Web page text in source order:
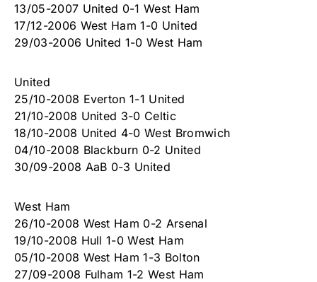
13/05-2007 United 0-1 West Ham
17/12-2006 West Ham 1-0 United
29/03-2006 United 1-0 West Ham
United
25/10-2008 Everton 1-1 United
21/10-2008 United 3-0 Celtic
18/10-2008 United 4-0 West Bromwich
04/10-2008 Blackburn 0-2 United
30/09-2008 AaB 0-3 United
West Ham
26/10-2008 West Ham 0-2 Arsenal
19/10-2008 Hull 1-0 West Ham
05/10-2008 West Ham 1-3 Bolton
27/09-2008 Fulham 1-2 West Ham